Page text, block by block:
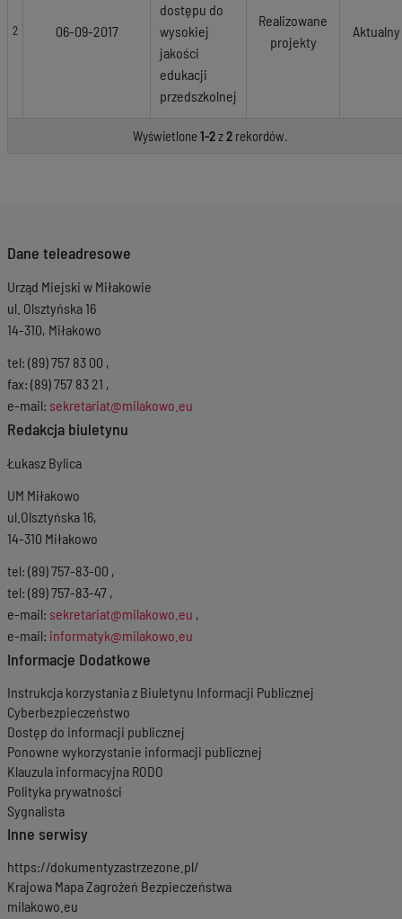
2 06-09-2017
dostępu do
wysokiej
jakości
edukacji
przedszkolnej
Realizowane
projekty
Aktualny
Wyświetlone1-2z2 rekordów.
Dane teleadresowe
Urząd Miejski w Miłakowie
ul. Olsztyńska 16
14-310, Miłakowo
tel: (89) 757 83 00 ,
fax: (89) 757 83 21 ,
e-mail: sekretariat@milakowo.eu
Redakcja biuletynu
Łukasz Bylica
UM Miłakowo
ul.Olsztyńska 16,
14-310 Miłakowo
tel: (89) 757-83-00 ,
tel: (89) 757-83-47 ,
e-mail: sekretariat@milakowo.eu ,
e-mail: informatyk@milakowo.eu
Informacje Dodatkowe
Instrukcja korzystania z Biuletynu Informacji Publicznej
Cyberbezpieczeństwo
Dostęp do informacji publicznej
Ponowne wykorzystanie informacji publicznej
Klauzula informacyjna RODO
Polityka prywatności
Sygnalista
Inne serwisy
https://dokumentyzastrzezone.pl/
Krajowa Mapa Zagrożeń Bezpieczeństwa
milakowo.eu